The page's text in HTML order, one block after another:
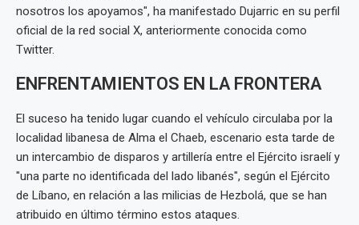
nosotros los apoyamos", ha manifestado Dujarric en su perfil
oficial de la red social X, anteriormente conocida como
Twitter.
ENFRENTAMIENTOS EN LA FRONTERA
El suceso ha tenido lugar cuando el vehículo circulaba por la
localidad libanesa de Alma el Chaeb, escenario esta tarde de
un intercambio de disparos y artillería entre el Ejército israelí y
"una parte no identificada del lado libanés", según el Ejército
de Líbano, en relación a las milicias de Hezbolá, que se han
atribuido en último término estos ataques.